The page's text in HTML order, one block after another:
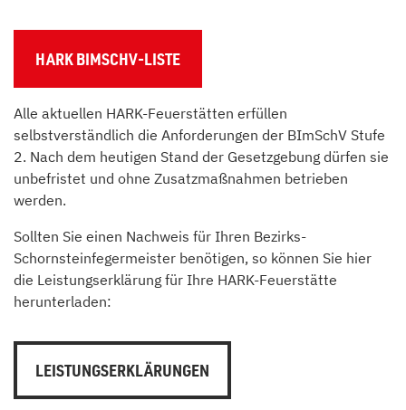
HARK BIMSCHV-LISTE
Alle aktuellen HARK-Feuerstätten erfüllen
selbstverständlich die Anforderungen der BImSchV Stufe
2. Nach dem heutigen Stand der Gesetzgebung dürfen sie
unbefristet und ohne Zusatzmaßnahmen betrieben
werden.
Sollten Sie einen Nachweis für Ihren Bezirks-
Schornsteinfegermeister benötigen, so können Sie hier
die Leistungserklärung für Ihre HARK-Feuerstätte
herunterladen:
LEISTUNGSERKLÄRUNGEN